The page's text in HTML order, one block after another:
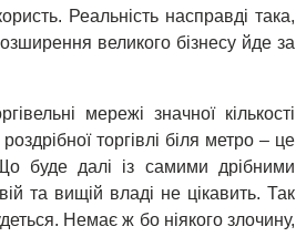
Реальність насправді така,
великого бізнесу йде за
мережі значної кількості
торгівлі біля метро – це
буде далі із самими дрібними
та вищій владі не цікавить. Так
Немає ж бо ніякого злочину,